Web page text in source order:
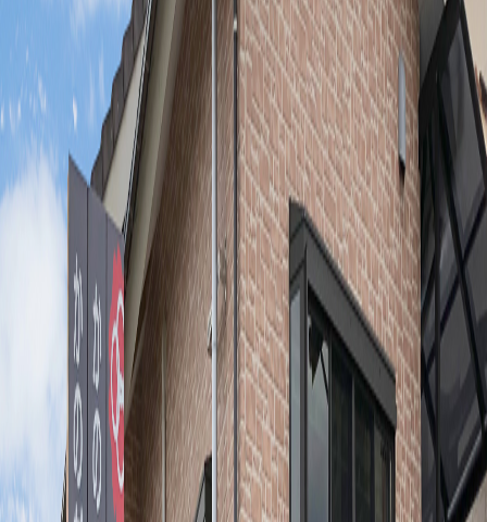
令和４年度 決算報告
2022年8月22日
令和３年度 決算報告
法人概要
法人名
社会福祉法人 光陽会
所在地
宮崎県西都市大字清水793番地